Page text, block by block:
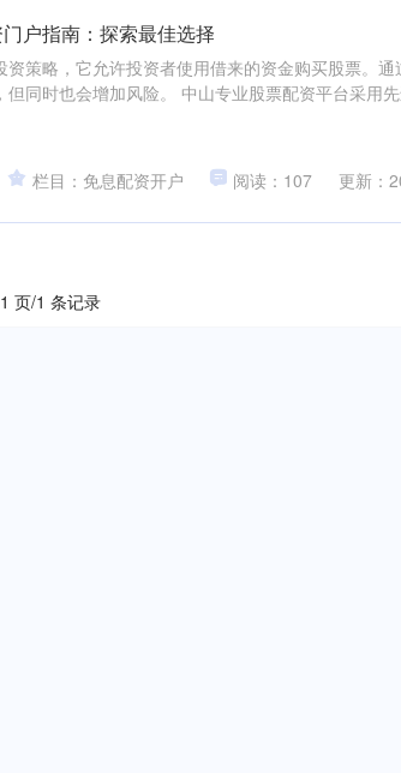
户指南：探索最佳选择
策略，它允许投资者使用借来的资金购买股票。通
同时也会增加风险。 中山专业股票配资平台采用
栏目：免息配资开户 阅读：107 更新：
页/1 条记录